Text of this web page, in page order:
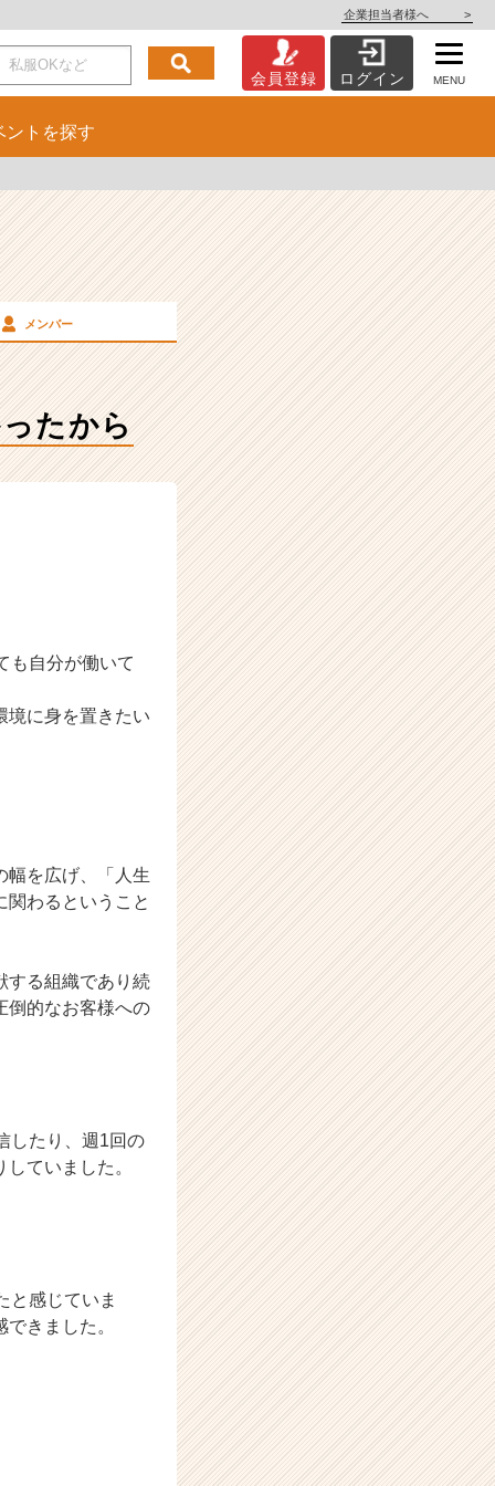
企業担当者様へ >
会員登録 ログイン MENU
ント を探す
メンバー
たから
も自分が働いて
境に身を置きたい
幅を広げ、「人生
わるということ
する組織であり続
倒的なお客様への
したり、週1回の
ていました。
と感じていま
きました。